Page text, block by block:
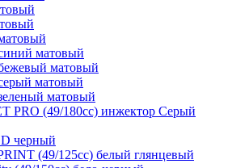
матовый
матовый
матовый
матовый
PRO (49/180cc) инжектор Серый
черный
(49/125cc) белый глянцевый